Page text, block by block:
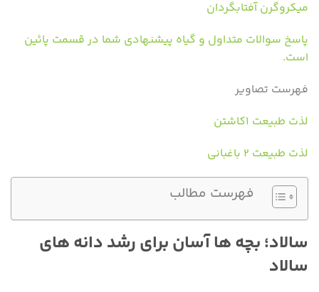
میکروگرن آفتابگردان
پاسخ سوالات متداول و گیاه پیشنهادی شما در قسمت پائین
است.
فهرست تصاویر
لذت طبیعت ۱کاشتن
لذت طبیعت ۲ باغبانی
فهرست مطالب
سالاد؛ بچه ها آسان برای رشد دانه های
سالاد